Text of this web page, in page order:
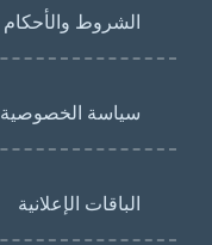
الشروط والأحكام
سياسة الخصوصية
الباقات الإعلانية